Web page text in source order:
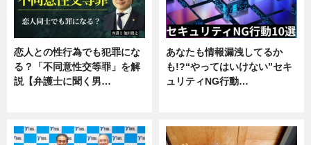
恋人との性行為でも犯罪にな
る？「不同意性交等罪」を解
説【弁護士に聞く男…
あなたも情報漏洩してるか
も!?“やってはいけない”セキ
ュリティNG行動…